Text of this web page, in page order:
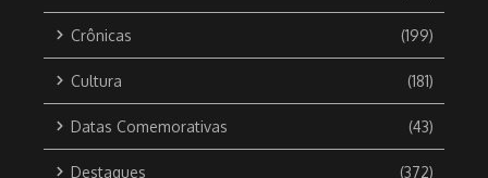
Crônicas (199)
Cultura (181)
Datas Comemorativas (43)
Destaques (372)